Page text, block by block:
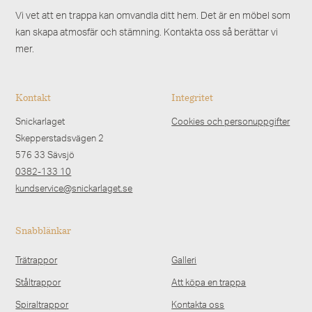
Vi vet att en trappa kan omvandla ditt hem. Det är en möbel som
kan skapa atmosfär och stämning. Kontakta oss så berättar vi
mer.
Kontakt
Snickarlaget
Skepperstadsvägen 2
576 33 Sävsjö
0382-133 10
kundservice@snickarlaget.se
Integritet
Cookies och personuppgifter
Snabblänkar
Trätrappor
Ståltrappor
Spiraltrappor
Galleri
Att köpa en trappa
Kontakta oss